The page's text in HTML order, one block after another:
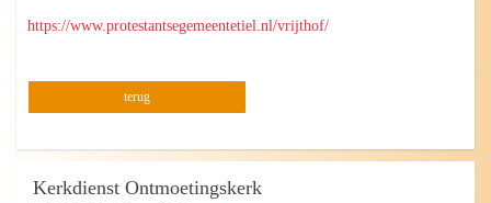
https://www.protestantsegemeentetiel.nl/vrijthof/
terug
Kerkdienst Ontmoetingskerk